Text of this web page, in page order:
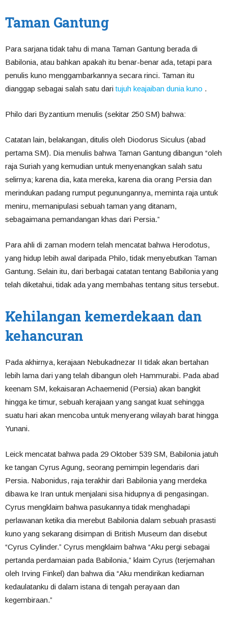
Taman Gantung
Para sarjana tidak tahu di mana Taman Gantung berada di
Babilonia, atau bahkan apakah itu benar-benar ada, tetapi para
penulis kuno menggambarkannya secara rinci. Taman itu
dianggap sebagai salah satu daritujuh keajaiban dunia kuno .
Philo dari Byzantium menulis (sekitar 250 SM) bahwa:
Catatan lain, belakangan, ditulis oleh Diodorus Siculus (abad
pertama SM). Dia menulis bahwa Taman Gantung dibangun “oleh
raja Suriah yang kemudian untuk menyenangkan salah satu
selirnya; karena dia, kata mereka, karena dia orang Persia dan
merindukan padang rumput pegunungannya, meminta raja untuk
meniru, memanipulasi sebuah taman yang ditanam,
sebagaimana pemandangan khas dari Persia.”
Para ahli di zaman modern telah mencatat bahwa Herodotus,
yang hidup lebih awal daripada Philo, tidak menyebutkan Taman
Gantung. Selain itu, dari berbagai catatan tentang Babilonia yang
telah diketahui, tidak ada yang membahas tentang situs tersebut.
Kehilangan kemerdekaan dan
kehancuran
Pada akhirnya, kerajaan Nebukadnezar II tidak akan bertahan
lebih lama dari yang telah dibangun oleh Hammurabi. Pada abad
keenam SM, kekaisaran Achaemenid (Persia) akan bangkit
hingga ke timur, sebuah kerajaan yang sangat kuat sehingga
suatu hari akan mencoba untuk menyerang wilayah barat hingga
Yunani.
Leick mencatat bahwa pada 29 Oktober 539 SM, Babilonia jatuh
ke tangan Cyrus Agung, seorang pemimpin legendaris dari
Persia. Nabonidus, raja terakhir dari Babilonia yang merdeka
dibawa ke Iran untuk menjalani sisa hidupnya di pengasingan.
Cyrus mengklaim bahwa pasukannya tidak menghadapi
perlawanan ketika dia merebut Babilonia dalam sebuah prasasti
kuno yang sekarang disimpan di British Museum dan disebut
“Cyrus Cylinder.” Cyrus mengklaim bahwa “Aku pergi sebagai
pertanda perdamaian pada Babilonia,” klaim Cyrus (terjemahan
oleh Irving Finkel) dan bahwa dia “Aku mendirikan kediaman
kedaulatanku di dalam istana di tengah perayaan dan
kegembiraan.”